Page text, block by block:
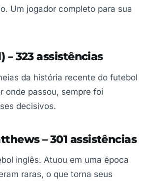
Um jogador completo para sua
– 323 assistências
da história recente do futebol
onde passou, sempre foi
decisivos.
– 301 assistências
inglês. Atuou em uma época
raras, o que torna seus